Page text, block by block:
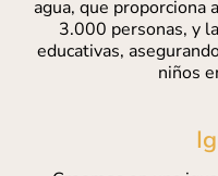
agua, que proporciona
3.000 personas, y
educativas,
niños